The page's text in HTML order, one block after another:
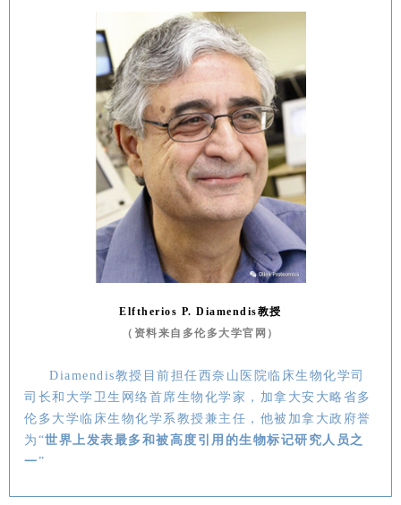
Elftherios P. Diamendis教授
（资料来自多伦多大学官网）
Diamendis教授目前担任西奈山医院临床生物化学司
司长和大学卫生网络首席生物化学家，加拿大安大略省多
伦多大学临床生物化学系教授兼主任，他被加拿大政府誉
为“世界上发表最多和被高度引用的生物标记研究人员之
一”